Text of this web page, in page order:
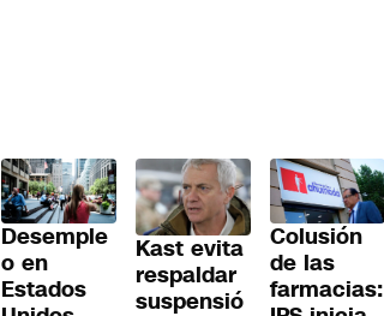
Desemple
o en
Estados
Kast evita
respaldar
suspensió
Colusión
de las
farmacias: